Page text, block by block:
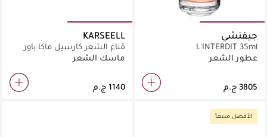
جيفنشي
L'INTERDIT 35ml
عطور الشعر
KARSEELL
قناع الشعر كارسيل ماكا باور
بالكولاجين للشعر الجاف والتالف،
ماسك الشعر
الأفضل مبيعاً